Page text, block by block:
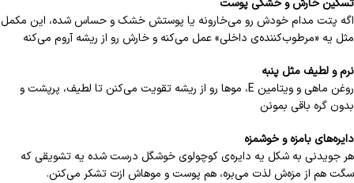
تسکین خارش و خشکی پوست
اگه پتت مدام خودش رو می‌خارونه یا پوستش خشک و حساس شده، این مکمل
مثل یه «مرطوب‌کننده‌ی داخلی» عمل می‌کنه و خارش رو از ریشه آروم می‌کنه
نرم و لطیف مثل پنبه
روغن ماهی و ویتامین E، موها رو از ریشه تقویت می‌کنن تا لطیف، پرپشت و
بدون گره باقی بمونن
دایره‌های بامزه و خوشمزه
هر جویدنی به شکل یه دایره‌ی کوچولوی خوشگل درست شده یه تشویقی که
سگت هم از مزه‌ش لذت می‌بره، هم پوست و موهاش ازت تشکر می‌کنن.